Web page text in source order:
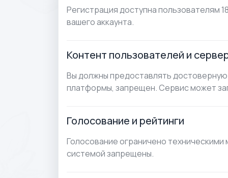
Регистрация доступна пользователям
вашего аккаунта.
Контент пользователей и
Вы должны предоставлять
платформы, запрещен. Сервис может
Голосование и рейтинги
Голосование ограничено
системой запрещены.